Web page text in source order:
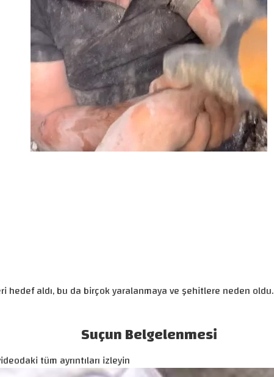
hedef aldı, bu da birçok yaralanmaya ve şehitlere neden oldu.
Suçun Belgelenmesi
tüm ayrıntıları izleyin